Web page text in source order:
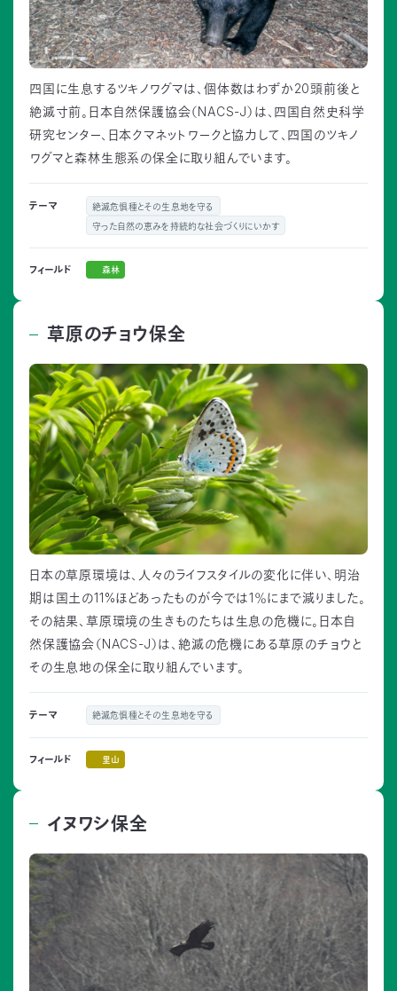
四国に生息するツキノワグマは、個体数はわずか20頭前後と
絶滅寸前。日本自然保護協会（NACS-J）は、四国自然史科学
研究センター、日本クマネットワークと協力して、四国のツキノ
ワグマと森林生態系の保全に取り組んでいます。
テーマ
絶滅危惧種とその生息地を守る
守った自然の恵みを持続的な社会づくりにいかす
フィールド 森林
草原のチョウ保全
日本の草原環境は、人々のライフスタイルの変化に伴い、明治
期は国土の11%ほどあったものが今では1％にまで減りました。
その結果、草原環境の生きものたちは生息の危機に。日本自
然保護協会（NACS-J）は、絶滅の危機にある草原のチョウと
その生息地の保全に取り組んでいます。
テーマ 絶滅危惧種とその生息地を守る
フィールド 里山
イヌワシ保全